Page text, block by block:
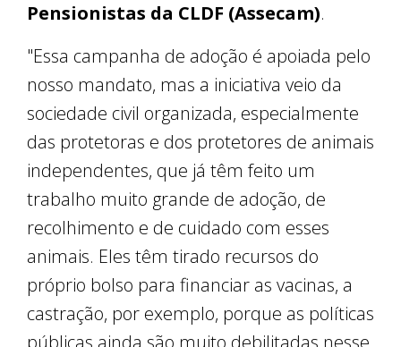
Pensionistas da CLDF (Assecam).
"Essa campanha de adoção é apoiada pelo
nosso mandato, mas a iniciativa veio da
sociedade civil organizada, especialmente
das protetoras e dos protetores de animais
independentes, que já têm feito um
trabalho muito grande de adoção, de
recolhimento e de cuidado com esses
animais. Eles têm tirado recursos do
próprio bolso para financiar as vacinas, a
castração, por exemplo, porque as políticas